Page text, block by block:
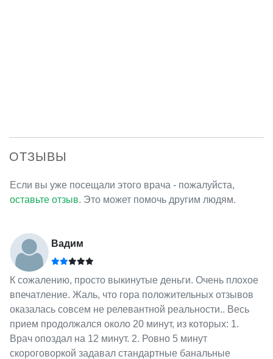
ОТЗЫВЫ
Если вы уже посещали этого врача - пожалуйста,
оставьте отзыв. Это может помочь другим людям.
Вадим
К сожалению, просто выкинутые деньги. Очень плохое
впечатление. Жаль, что гора положительных отзывов
оказалась совсем не релевантной реальности.. Весь
прием продолжался около 20 минут, из которых: 1.
Врач опоздал на 12 минут. 2. Ровно 5 минут
скороговоркой задавал стандартные банальные